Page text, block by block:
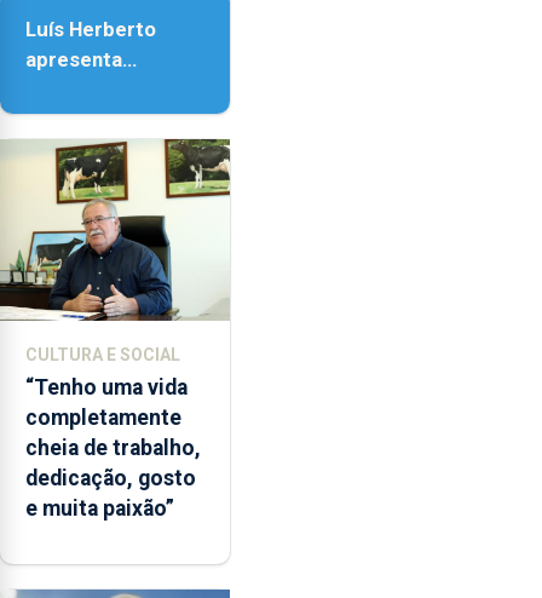
Luís Herberto
apresenta
Paisagem’
CULTURA E SOCIAL
“Tenho uma vida
completamente
cheia de trabalho,
dedicação, gosto
e muita paixão”